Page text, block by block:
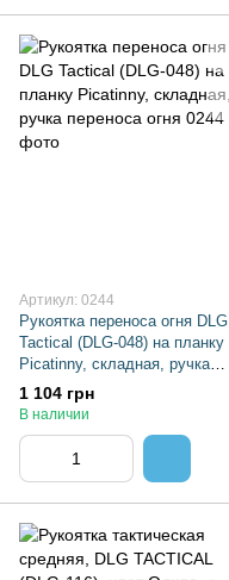
Артикул: 0244
Рукоятка переноса огня DLG
Tactical (DLG-048) на планку
Picatinny, складная, ручка
переноса огня
1 104 грн
В наличии